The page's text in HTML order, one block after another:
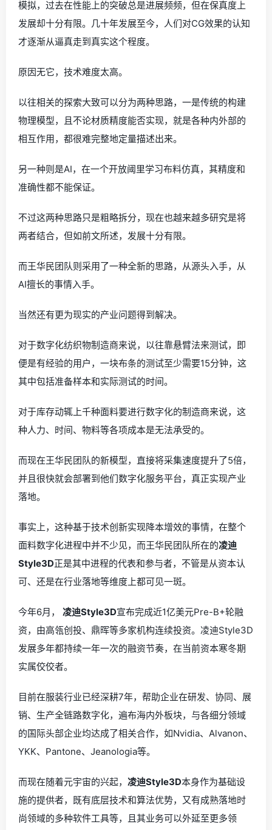
模拟，过去在性能上的突破总是进展频频，但在保真度上
发展却十分有限。几十年发展至今，人们对CG效果的认知
才逐渐从逼真走到真实这个程度。
原因无它，技术难度太高。
以往相关的探索大致可以分为两种思路，一是传统的构建
物理模型，且不论材质精度能否实现，就是各种内外部的
相互作用，都很难完整地定量描述出来。
另一种则是AI，在一个开放阈里学习布料仿真，其精度和
准确性都不能保证。
不过这两种思路只是粗略拆分，现在也越来越多研究是将
两者结合，但如前文所述，发展十分有限。
而王华民团队则采用了一种全新的思路，从源头入手，从
AI擅长的事情入手。
当然还有更为现实的产业问题得到解决。
对于数字化纺织物制造商来说，以往靠悬臂法来测试，即
便是有经验的用户，一块布条的测试至少需要15分钟，这
其中包括准备样本和实际测试的时间。
对于库存动辄上千种面料要进行数字化的制造商来说，这
种人力、时间、物料等各项成本是无法承受的。
而现在王华民团队的新模型，直接将采集速度提升了5倍，
并且很快就会部署到他们数字化服务平台，真正实现产业
落地。
事实上，这种基于技术创新实现降本增效的事情，在整个
面料数字化进程中并不少见，而王华民团队所在的凌迪
Style3D正是其中进程的代表和参与者，不管是从资本认
可、还是在行业落地等维度上都可见一斑。
今年6月， 凌迪Style3D宣布完成近1亿美元Pre-B+轮融
资，由高瓴创投、鼎晖等多家机构连续投资。凌迪Style3D
发展多年都持续一年一次的融资节奏，在当前资本寒冬期
实属佼佼者。
目前在服装行业已经深耕7年，帮助企业在研发、协同、展
销、生产全链路数字化，遍布海内外板块，与各细分领域
的国际头部企业均达成了相关合作，如Nvidia、Alvanon、
YKK、Pantone、Jeanologia等。
而现在随着元宇宙的兴起， 凌迪Style3D本身作为基础设
施的提供者，既有底层技术和算法优势，又有成熟落地时
尚领域的多种软件工具等，且其业务可以外延至更多领